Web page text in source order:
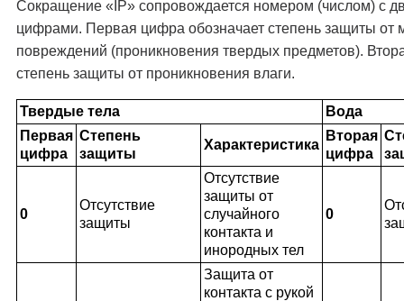
Сокращение «IP» сопровождается номером (числом) с
цифрами. Первая цифра обозначает степень защиты от
повреждений (проникновения твердых предметов).
степень защиты от проникновения влаги.
Твердые тела
Вода
Первая
цифра
Степень
защиты
Характеристика
Вторая
цифра
0
Отсутствие
защиты
Отсутствие
защиты от
случайного
контакта и
инородных тел
0
Защита от
контакта с рукой